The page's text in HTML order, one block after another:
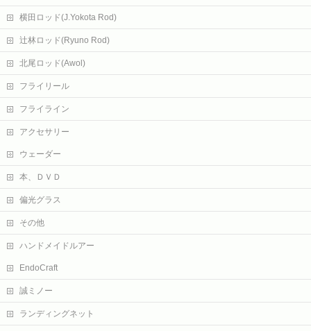
横田ロッド(J.Yokota Rod)
辻林ロッド(Ryuno Rod)
北尾ロッド(Awol)
フライリール
フライライン
アクセサリー
ウェーダー
本、ＤＶＤ
偏光グラス
その他
ハンドメイドルアー
EndoCraft
誠ミノー
ランディングネット